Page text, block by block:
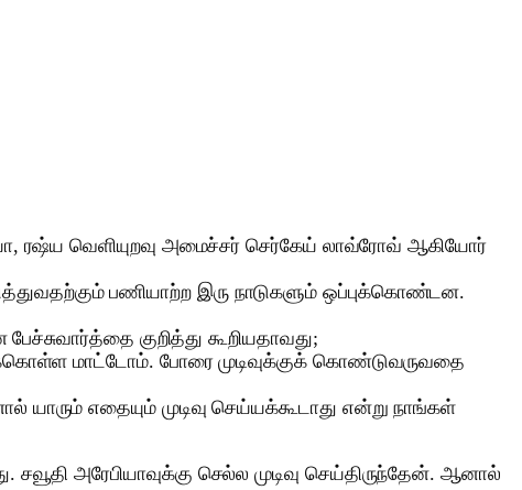
ரஷ்ய வெளியுறவு அமைச்சர் செர்கேய் லாவ்ரோவ் ஆகியோர்
பணியாற்ற இரு நாடுகளும் ஒப்புக்கொண்டன.
குறித்து கூறியதாவது;
மாட்டோம். போரை முடிவுக்குக் கொண்டுவருவதை
யாரும் எதையும் முடிவு செய்யக்கூடாது என்று நாங்கள்
சவூதி அரேபியாவுக்கு செல்ல முடிவு செய்திருந்தேன். ஆனால்